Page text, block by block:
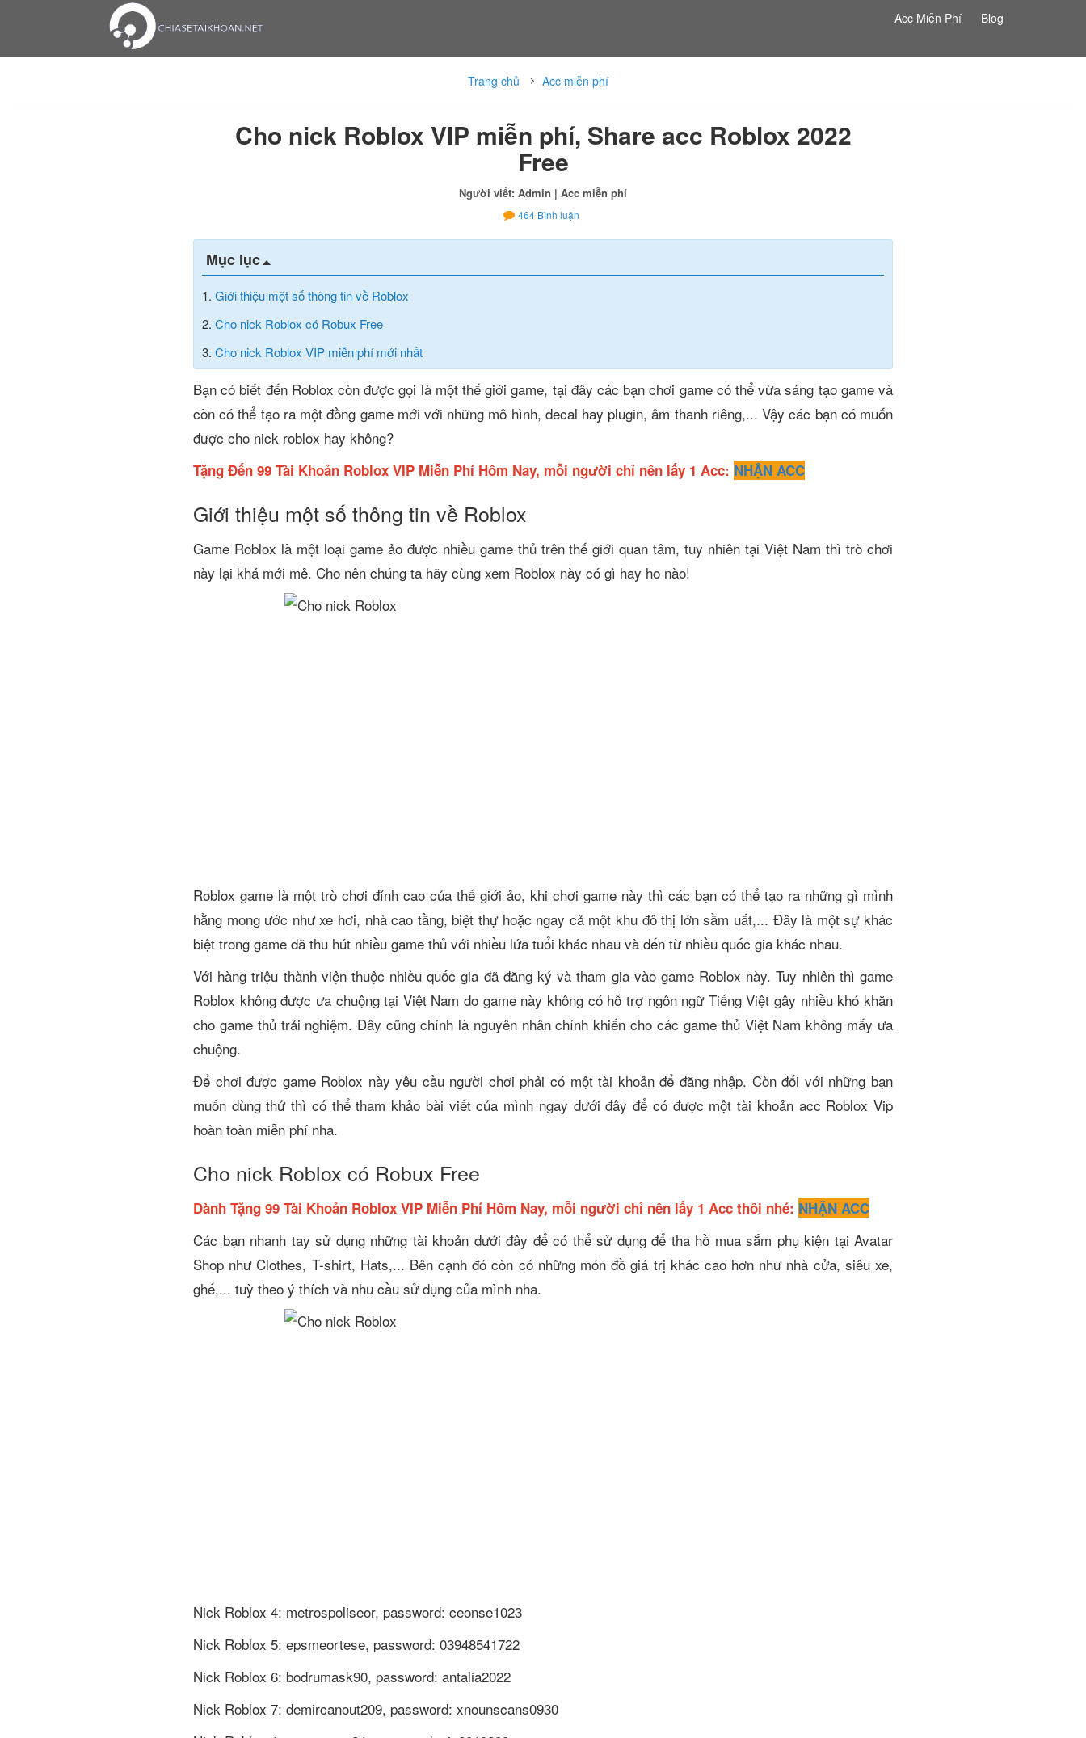
Acc Miễn Phí Blog
Trang chủ Acc miễn phí
Cho nick Roblox VIP miễn phí, Share acc Roblox 2022
Free
Người viết: Admin | Acc miễn phí
464 Bình luận
Mục lục
1. Giới thiệu một số thông tin về Roblox
2. Cho nick Roblox có Robux Free
3. Cho nick Roblox VIP miễn phí mới nhất
Bạn có biết đến Roblox còn được gọi là một thế giới game, tại đây các bạn chơi game có thể vừa sáng tạo game và
còn có thể tạo ra một đồng game mới với những mô hình, decal hay plugin, âm thanh riêng,... Vậy các bạn có muốn
được cho nick roblox hay không?
Tặng Đến 99 Tài Khoản Roblox VIP Miễn Phí Hôm Nay, mỗi người chỉ nên lấy 1 Acc: NHẬN ACC
Giới thiệu một số thông tin về Roblox
Game Roblox là một loại game ảo được nhiều game thủ trên thế giới quan tâm, tuy nhiên tại Việt Nam thì trò chơi
này lại khá mới mẻ. Cho nên chúng ta hãy cùng xem Roblox này có gì hay ho nào!
Roblox game là một trò chơi đỉnh cao của thế giới ảo, khi chơi game này thì các bạn có thể tạo ra những gì mình
hằng mong ước như xe hơi, nhà cao tầng, biệt thự hoặc ngay cả một khu đô thị lớn sầm uất,... Đây là một sự khác
biệt trong game đã thu hút nhiều game thủ với nhiều lứa tuổi khác nhau và đến từ nhiều quốc gia khác nhau.
Với hàng triệu thành viện thuộc nhiều quốc gia đã đăng ký và tham gia vào game Roblox này. Tuy nhiên thì game
Roblox không được ưa chuộng tại Việt Nam do game này không có hỗ trợ ngôn ngữ Tiếng Việt gây nhiều khó khăn
cho game thủ trải nghiệm. Đây cũng chính là nguyên nhân chính khiến cho các game thủ Việt Nam không mấy ưa
chuộng.
Để chơi được game Roblox này yêu cầu người chơi phải có một tài khoản để đăng nhập. Còn đối với những bạn
muốn dùng thử thì có thể tham khảo bài viết của mình ngay dưới đây để có được một tài khoản acc Roblox Vip
hoàn toàn miễn phí nha.
Cho nick Roblox có Robux Free
Dành Tặng 99 Tài Khoản Roblox VIP Miễn Phí Hôm Nay, mỗi người chỉ nên lấy 1 Acc thôi nhé: NHẬN ACC
Các bạn nhanh tay sử dụng những tài khoản dưới đây để có thể sử dụng để tha hồ mua sắm phụ kiện tại Avatar
Shop như Clothes, T-shirt, Hats,... Bên cạnh đó còn có những món đồ giá trị khác cao hơn như nhà cửa, siêu xe,
ghế,... tuỳ theo ý thích và nhu cầu sử dụng của mình nha.
Nick Roblox 4: metrospoliseor, password: ceonse1023
Nick Roblox 5: epsmeortese, password: 03948541722
Nick Roblox 6: bodrumask90, password: antalia2022
Nick Roblox 7: demircanout209, password: xnounscans0930